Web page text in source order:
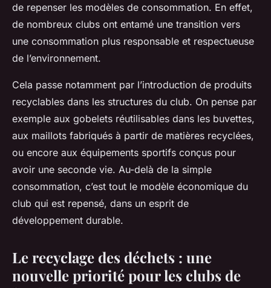
de repenser les modèles de consommation. En effet,
de nombreux clubs ont entamé une transition vers
une consommation plus responsable et respectueuse
de l’environnement.
Cela passe notamment par l’introduction de produits
recyclables dans les structures du club. On pense par
exemple aux gobelets réutilisables dans les buvettes,
aux maillots fabriqués à partir de matières recyclées,
ou encore aux équipements sportifs conçus pour
avoir une seconde vie. Au-delà de la simple
consommation, c’est tout le modèle économique du
club qui est repensé, dans un esprit de
développement durable.
Le recyclage des déchets : une
nouvelle priorité pour les clubs de